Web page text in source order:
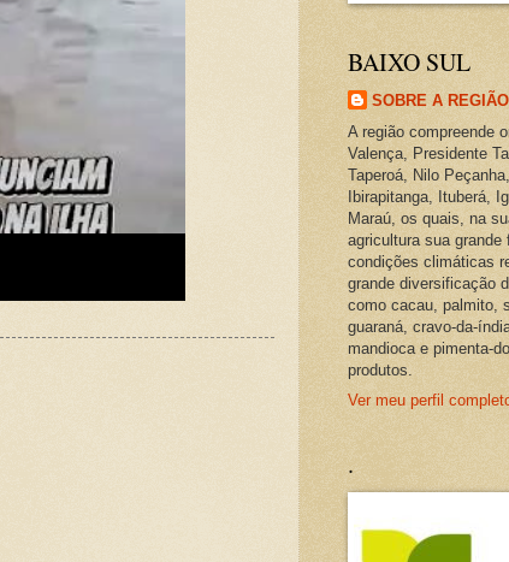
BAIXO SUL
SOBRE A REGIÃO
A região compreende
Valença, Presidente
Taperoá, Nilo
Ibirapitanga, Ituberá,
Maraú, os quais, na
agricultura sua grande
condições climáticas
grande diversificação
como cacau, palmito,
guaraná, cravo-da-
mandioca e pimenta-
produtos.
Ver meu perfil
.